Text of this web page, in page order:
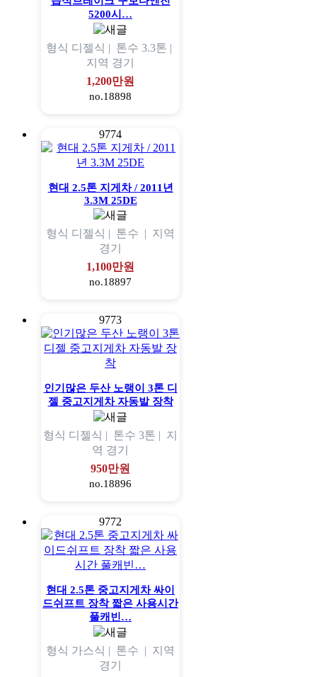
5200시…
형식 디젤식 | 톤수 3.3톤 |
지역 경기
1,200만원
no.18898
9774
현대 2.5톤 지게차 / 2011년
3.3M 25DE
형식 디젤식 | 톤수 | 지역
경기
1,100만원
no.18897
9773
인기많은 두산 노랭이 3톤 디
젤 중고지게차 자동발 장착
형식 디젤식 | 톤수 3톤 | 지
역 경기
950만원
no.18896
9772
현대 2.5톤 중고지게차 싸이
드쉬프트 장착 짧은 사용시간
풀캐빈…
형식 가스식 | 톤수 | 지역
경기